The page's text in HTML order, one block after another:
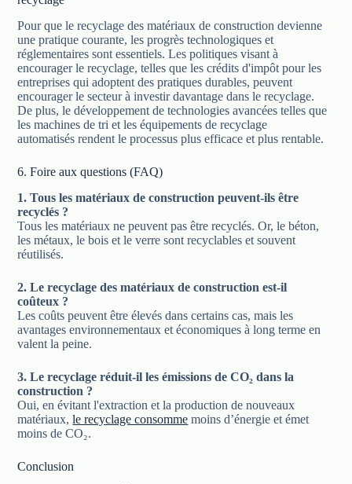
Pour que le recyclage des matériaux de construction devienne
une pratique courante, les progrès technologiques et
réglementaires sont essentiels. Les politiques visant à
encourager le recyclage, telles que les crédits d'impôt pour les
entreprises qui adoptent des pratiques durables, peuvent
encourager le secteur à investir davantage dans le recyclage.
De plus, le développement de technologies avancées telles que
les machines de tri et les équipements de recyclage
automatisés rendent le processus plus efficace et plus rentable.
6. Foire aux questions (FAQ)
1. Tous les matériaux de construction peuvent-ils être
recyclés ?
Tous les matériaux ne peuvent pas être recyclés. Or, le béton,
les métaux, le bois et le verre sont recyclables et souvent
réutilisés.
2. Le recyclage des matériaux de construction est-il
coûteux ?
Les coûts peuvent être élevés dans certains cas, mais les
avantages environnementaux et économiques à long terme en
valent la peine.
3. Le recyclage réduit-il les émissions de CO₂ dans la
construction ?
Oui, en évitant l'extraction et la production de nouveaux
matériaux,le recyclage consomme moins d’énergie et émet
moins de CO₂.
Conclusion